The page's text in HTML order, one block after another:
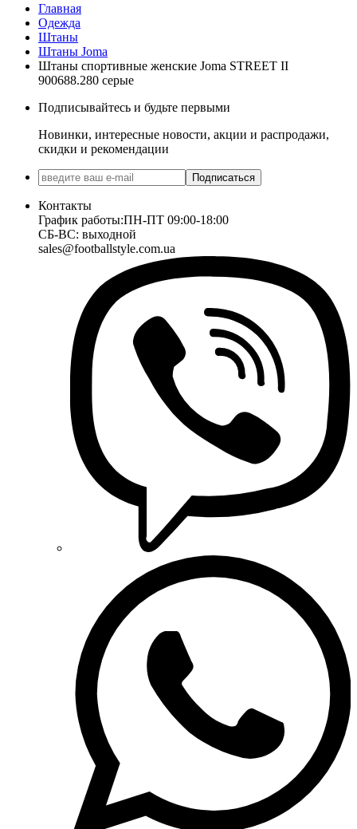
Главная
Одежда
Штаны
Штаны Joma
Штаны спортивные женские Joma STREET II
900688.280 серые
Подписывайтесь и будьте первыми
Новинки, интересные новости, акции и распродажи,
скидки и рекомендации
Подписаться
Контакты
График работы:ПН-ПТ 09:00-18:00
СБ-ВС: выходной
sales@footballstyle.com.ua